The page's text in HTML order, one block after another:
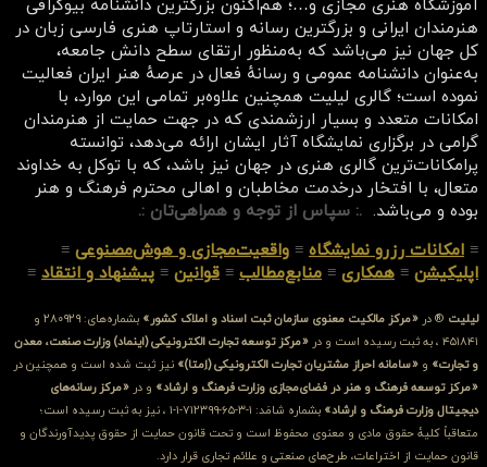
آموزشگاه هنری مجازی و…؛ هم‌اکنون بزرگترین دانشنامه بیوگرافی
هنرمندان ایرانی و بزرگترین رسانه و استارتاپ هنری فارسی زبان در
کل جهان نیز می‌باشد که به‌منظور ارتقای سطح دانش جامعه،
به‌عنوان دانشنامه عمومی و رسانهٔ فعال در عرصهٔ هنر ایران فعالیت
نموده است؛ گالری لیلیت همچنین علاوه‌بر تمامی این موارد، با
امکانات متعدد و بسیار ارزشمندی که در جهت حمایت از هنرمندان
گرامی در برگزاری نمایشگاه آثار ایشان ارائه می‌دهد، توانسته
پرامکانات‌ترین گالری هنری در جهان نیز باشد، که با توکل به خداوند
متعال، با افتخار درخدمت مخاطبان و اهالی محترم فرهنگ و هنر
بوده و می‌باشد. .: سپاس از توجه و همراهی‌تان :.
≡ امکانات رزرو نمایشگاه ≡ واقعیت‌مجازی و هوش‌مصنوعی ≡
اپلیکیشن ≡ همکاری ≡ منابع‌مطالب ≡ قوانین ≡ پیشنهاد و انتقاد ≡
لیلیت ® در «مرکز مالکیت معنوی سازمان ثبت اسناد و املاک کشور»
بشماره‌های: ۲۸۰۹۲۹ و
۴۵۱۸۴۱ ، به ثبت رسیده است و در
«مرکز توسعه تجارت الکترونیکی (اینماد) وزارت صنعت، معدن
و تجارت» و «سامانه احراز مشتریان تجارت الکترونیکی (اِمتا)» نیز ثبت شده است و همچنین در
«مرکز توسعه فرهنگ و هنر در فضای‌مجازی وزارت فرهنگ و ارشاد» و در «مرکز رسانه‌های
دیجیتال وزارت فرهنگ و ارشاد»
بشماره شامَد: ۱-۳-۶۵-۷۱۲۳۹۹-۱-۱ ، نیز به ثبت رسیده است؛
متعاقباً کلیهٔ حقوق مادی و معنوی محفوظ است و تحت قانون حمایت از حقوق پدیدآورندگان و
قانون حمایت از اختراعات، طرح‌های صنعتی و علائم تجاری قرار دارد.